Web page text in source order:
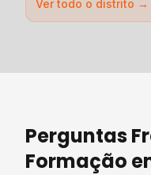
Ver todo o distrito →
Perguntas
Formação